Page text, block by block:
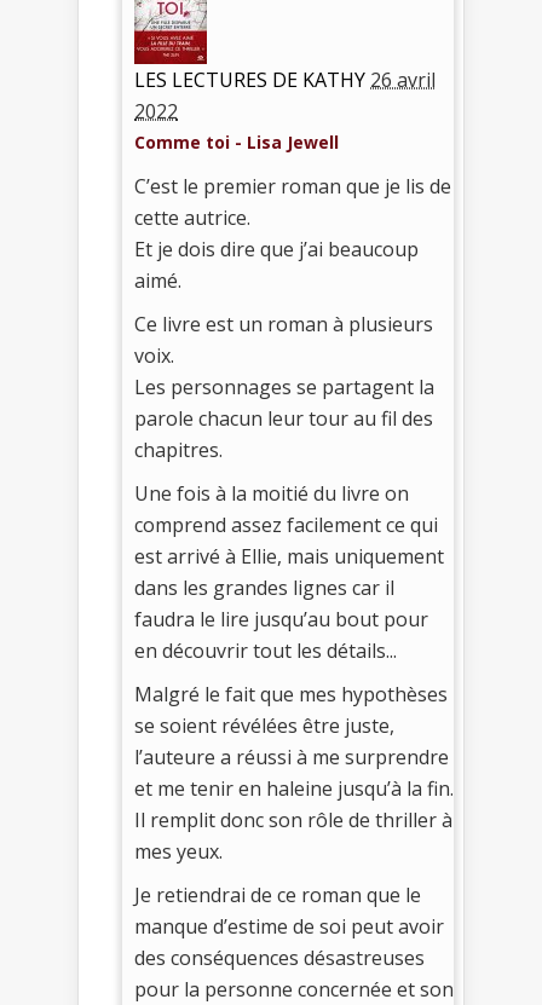
LES LECTURES DE KATHY 26 avril
2022
Comme toi - Lisa Jewell
C’est le premier roman que je lis de
cette autrice.
Et je dois dire que j’ai beaucoup
aimé.
Ce livre est un roman à plusieurs
voix.
Les personnages se partagent la
parole chacun leur tour au fil des
chapitres.
Une fois à la moitié du livre on
comprend assez facilement ce qui
est arrivé à Ellie, mais uniquement
dans les grandes lignes car il
faudra le lire jusqu’au bout pour
en découvrir tout les détails...
Malgré le fait que mes hypothèses
se soient révélées être juste,
l’auteure a réussi à me surprendre
et me tenir en haleine jusqu’à la fin.
Il remplit donc son rôle de thriller à
mes yeux.
Je retiendrai de ce roman que le
manque d’estime de soi peut avoir
des conséquences désastreuses
pour la personne concernée et son